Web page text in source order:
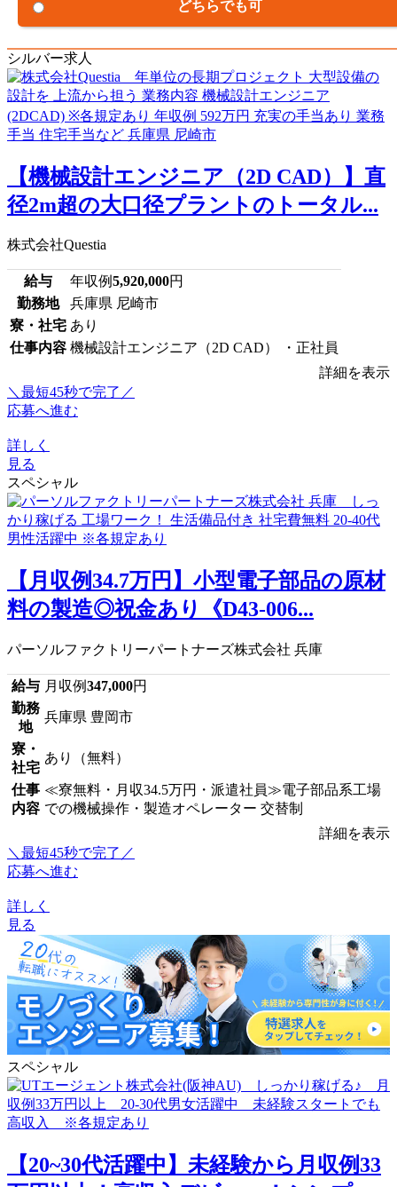
どちらでも可
シルバー求人
【機械設計エンジニア（2D CAD）】直
径2m超の大口径プラントのトータル...
株式会社Questia
給与 年収例5,920,000円
勤務地
兵庫県 尼崎市
寮・社宅 あり
仕事内容 機械設計エンジニア（2D CAD） ・正社員
詳細を表示
＼最短45秒で完了／
応募へ進む
詳しく
見る
スペシャル
【月収例34.7万円】小型電子部品の原材
料の製造◎祝金あり《D43-006...
パーソルファクトリーパートナーズ株式会社 兵庫
給与 月収例347,000円
勤務
地
兵庫県 豊岡市
寮・
社宅
あり（無料）
仕事
内容
≪寮無料・月収34.5万円・派遣社員≫電子部品系工場
での機械操作・製造オペレーター 交替制
詳細を表示
＼最短45秒で完了／
応募へ進む
詳しく
見る
スペシャル
【20~30代活躍中】未経験から月収例33